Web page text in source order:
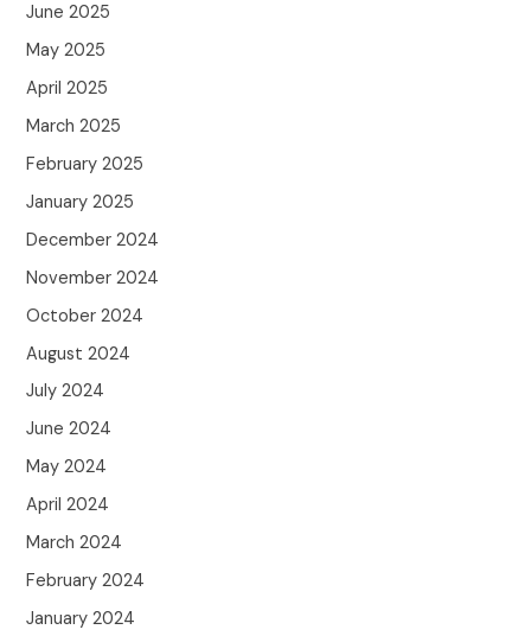
June 2025
May 2025
April 2025
March 2025
February 2025
January 2025
December 2024
November 2024
October 2024
August 2024
July 2024
June 2024
May 2024
April 2024
March 2024
February 2024
January 2024